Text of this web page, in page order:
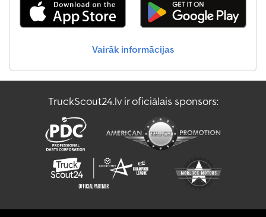
Vairāk informācijas
TruckScout24.lv ir oficiālais sponsors: